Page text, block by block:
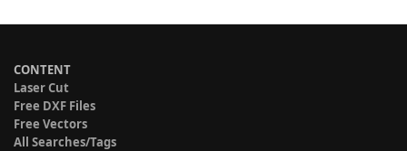
CONTENT
Laser Cut
Free DXF Files
Free Vectors
All Searches/Tags